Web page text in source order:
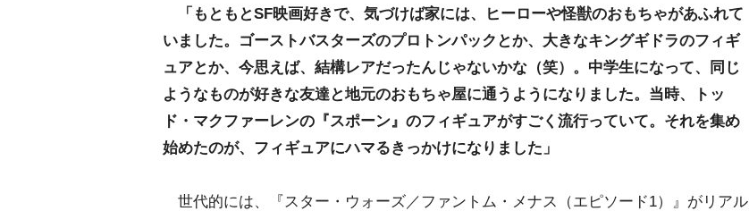
「もともとSF映画好きで、気づけば家には、ヒーローや怪獣のおもちゃがあふれて
いました。ゴーストバスターズのプロトンパックとか、大きなキングギドラのフィギ
ュアとか、今思えば、結構レアだったんじゃないかな（笑）。中学生になって、同じ
ようなものが好きな友達と地元のおもちゃ屋に通うようになりました。当時、トッ
ド・マクファーレンの『スポーン』のフィギュアがすごく流行っていて。それを集め
始めたのが、フィギュアにハマるきっかけになりました」
世代的には、『スター・ウォーズ／ファントム・メナス（エピソード1）』がリアル